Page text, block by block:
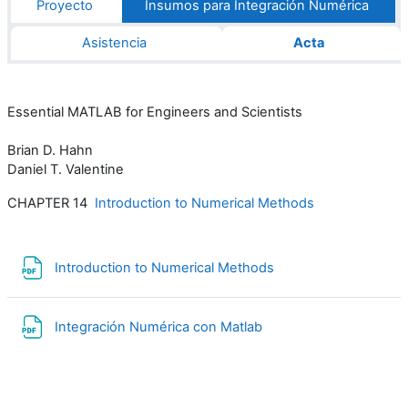
Proyecto Insumos para Integración Numérica
Asistencia Acta
Essential MATLAB for Engineers and Scientists
Brian D. Hahn
Daniel T. Valentine
CHAPTER 14 Introduction to Numerical Methods
Introduction to Numerical Methods
Integración Numérica con Matlab